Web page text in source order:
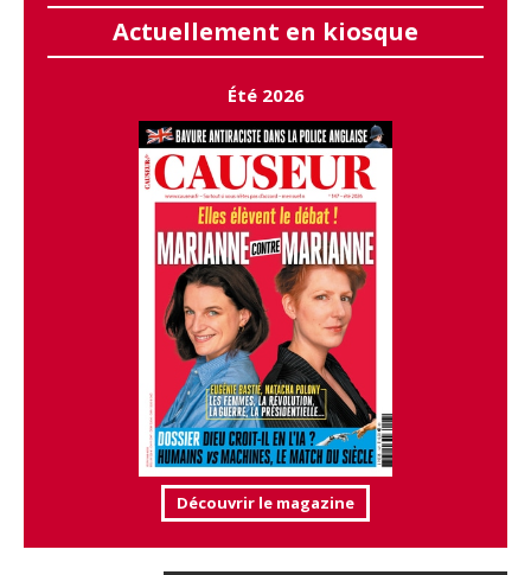
Actuellement en kiosque
Été 2026
Découvrir le magazine